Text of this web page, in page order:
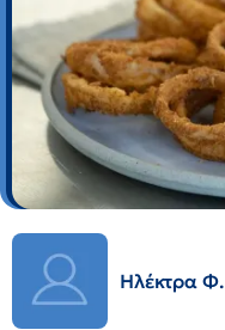
Ηλέκτρα Φ.